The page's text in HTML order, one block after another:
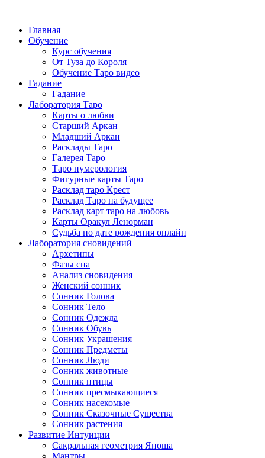
Главная
Обучение
Курс обучения
От Туза до Короля
Обучение Таро видео
Гадание
Гадание
Лаборатория Таро
Карты о любви
Старший Аркан
Младший Аркан
Расклады Таро
Галерея Таро
Таро нумерология
Фигурные карты Таро
Расклад таро Крест
Расклад Таро на будущее
Расклад карт таро на любовь
Карты Оракул Ленорман
Судьба по дате рождения онлайн
Лаборатория сновидений
Архетипы
Фазы сна
Анализ сновидения
Женский сонник
Сонник Голова
Сонник Тело
Сонник Одежда
Сонник Обувь
Сонник Украшения
Сонник Предметы
Сонник Люди
Сонник животные
Сонник птицы
Сонник пресмыкающиеся
Сонник насекомые
Сонник Сказочные Существа
Сонник растения
Развитие Интуиции
Сакральная геометрия Яноша
Мантры